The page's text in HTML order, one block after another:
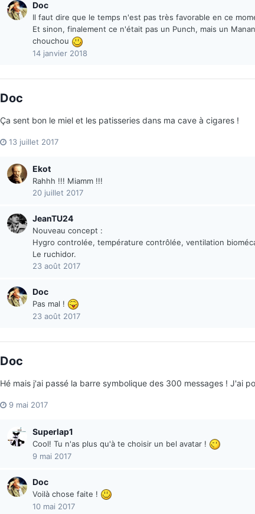
Doc
Il faut dire que le temps n'est pas très favorable en ce
Et sinon, finalement ce n'était pas un Punch, mais un
chouchou
14 janvier 2018
Doc
Ça sent bon le miel et les patisseries dans ma cave à cigares !
13 juillet 2017
Ekot
Rahhh !!! Miamm !!!
20 juillet 2017
JeanTU24
Nouveau concept :
Hygro controlée, température contrôlée, ventilation
Le ruchidor.
23 août 2017
Doc
Pas mal !
23 août 2017
Doc
Hé mais j'ai passé la barre symbolique des 300 messages ! J'ai
9 mai 2017
Superlap1
Cool! Tu n'as plus qu'à te choisir un bel avatar !
9 mai 2017
Doc
Voilà chose faite !
10 mai 2017